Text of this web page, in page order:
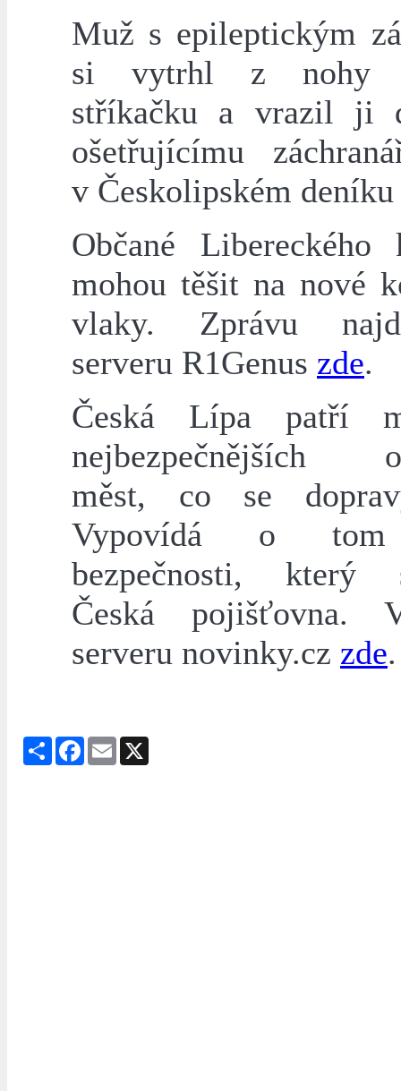
Muž s epileptickým
si vytrhl z nohy
stříkačku a vrazil ji
ošetřujícímu
v Českolipském
Občané Libereckého
mohou těšit na nové
vlaky. Zprávu
serveru R1Genus zde.
Česká Lípa patří
nejbezpečnějších
měst, co se
Vypovídá o
bezpečnosti, který
Česká pojišťovna.
serveru novinky.cz zde.
Share Facebook
Email